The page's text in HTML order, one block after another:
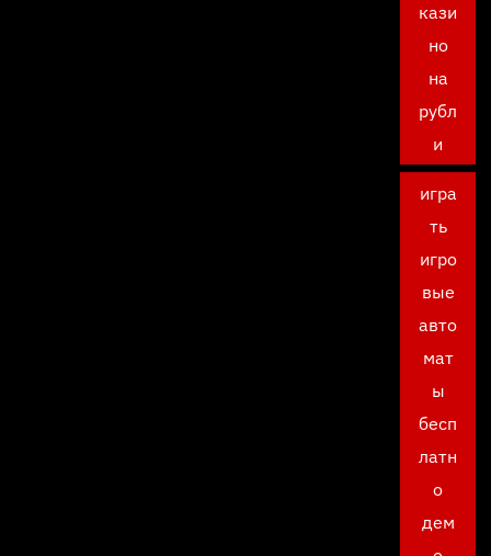
кази
но
на
рубл
и
игра
ть
игро
вые
авто
мат
ы
бесп
латн
о
дем